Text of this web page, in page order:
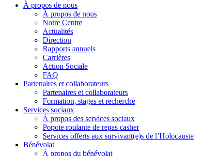
À propos de nous
À propos de nous
Notre Centre
Actualités
Direction
Rapports annuels
Carrières
Action Sociale
FAQ
Partenaires et collaborateurs
Partenaires et collaborateurs
Formation, stages et recherche
Services sociaux
À propos des services sociaux
Popote roulante de repas casher
Services offerts aux survivant(e)s de l’Holocauste
Bénévolat
À propos du bénévolat